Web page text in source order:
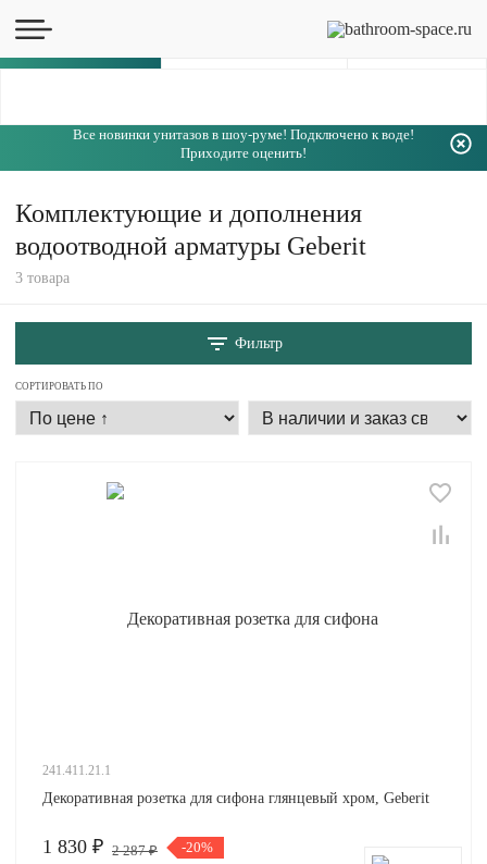
Все новинки унитазов в шоу-руме! Подключено к воде!
Приходите оценить!
Комплектующие и дополнения
водоотводной арматуры Geberit
3 товара
Фильтр
СОРТИРОВАТЬ ПО
241.411.21.1
Декоративная розетка для сифона глянцевый хром, Geberit
1 830 ₽ 2 287 ₽ -20%